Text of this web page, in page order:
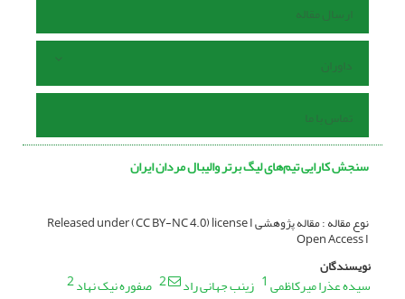
ارسال مقاله
داوران
تماس با ما
سنجش کارایی تیم‌های لیگ برتر والیبال مردان ایران
نوع مقاله : مقاله پژوهشی Released under (CC BY-NC 4.0) license I
Open Access I
نویسندگان
سیده عذرا میرکاظمی1 زینب جهانی راد 2 صفوره نیک نهاد2